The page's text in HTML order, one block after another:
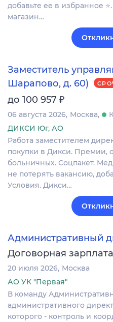
добавьте ее в избранное
магазин…
Заместитель
Шарапово, д. 60)
до 100 957 ₽
06 августа 2026 Москва
ДИКСИ Юг, АО
Работа заместителем
покупки в Дикси. Премии,
больничных. Соцпакет.
не потерять вакансию,
Условия. Дикси…
Административный
Договорная зарплата
20 июля 2026 Москва
АО УК "Первая"
В команду
административного
которого - контроль и